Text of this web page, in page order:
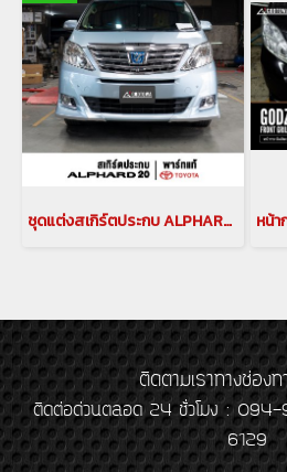
ชุดแต่งสเกิร์ตประกบ ALPHARD 20 ชุดแต่งพาร์ทแท้โตโยต้า สำหรับ อัลพาร์ด 20 สเกิร์ตประกบโตโยต้าแท้ alphard 20
ติดตามเราทางช่องท
ติดต่อด่วนตลอด 24 ชั่วโมง :
6129